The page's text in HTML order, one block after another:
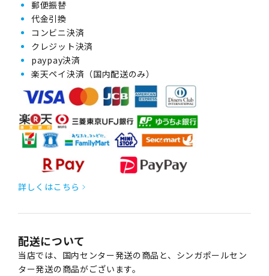
郵便振替
代金引換
コンビニ決済
クレジット決済
paypay決済
楽天ペイ決済（国内配送のみ）
詳しくはこちら
配送について
当店では、国内センター発送の商品と、シンガポールセン
ター発送の商品がございます。